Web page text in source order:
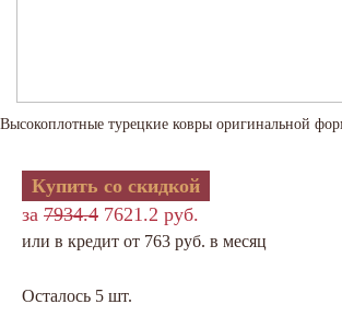
Высокоплотные турецкие ковры оригинальной
Купить со скидкой
за 7934.4 7621.2 руб.
или в кредит от 763 руб. в месяц
Осталось 5 шт.